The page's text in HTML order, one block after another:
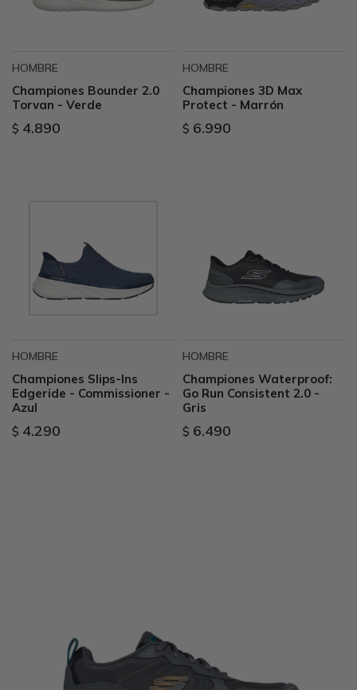
HOMBRE
Championes Bounder 2.0
Torvan - Verde
$ 4.890
HOMBRE
Championes 3D Max
Protect - Marrón
$ 6.990
HOMBRE
Championes Slips-Ins
Edgeride - Commissioner -
Azul
$ 4.290
HOMBRE
Championes Waterproof:
Go Run Consistent 2.0 -
Gris
$ 6.490